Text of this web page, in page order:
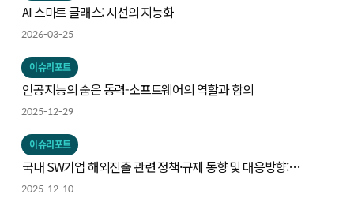
AI 스마트 글래스: 시선의 지능화
2026-03-25
이슈리포트
인공지능의 숨은 동력-소프트웨어의 역할과 함의
2025-12-29
이슈리포트
국내 SW기업 해외진출 관련 정책·규제 동향 및 대응방향:
인공지능 및 사이버보안을 중심으로
2025-12-10